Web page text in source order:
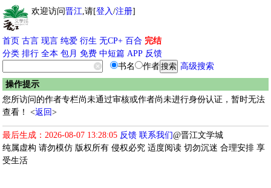
欢迎访问晋江,请[登入/注册]
首页 古言 现言 纯爱 衍生 无CP+ 百合 完结
分类 排行 全本 包月 免费 中短篇 APP 反馈
书名
作者
高级搜索
操作提示
您所访问的作者专栏尚未通过审核或作者尚未进行身份认证，暂时无法
查看！ <返回>
最后生成：2026-08-07 13:28:05 反馈 联系我们@晋江文学城
纯属虚构 请勿模仿 版权所有 侵权必究 适度阅读 切勿沉迷 合理安排 享
受生活